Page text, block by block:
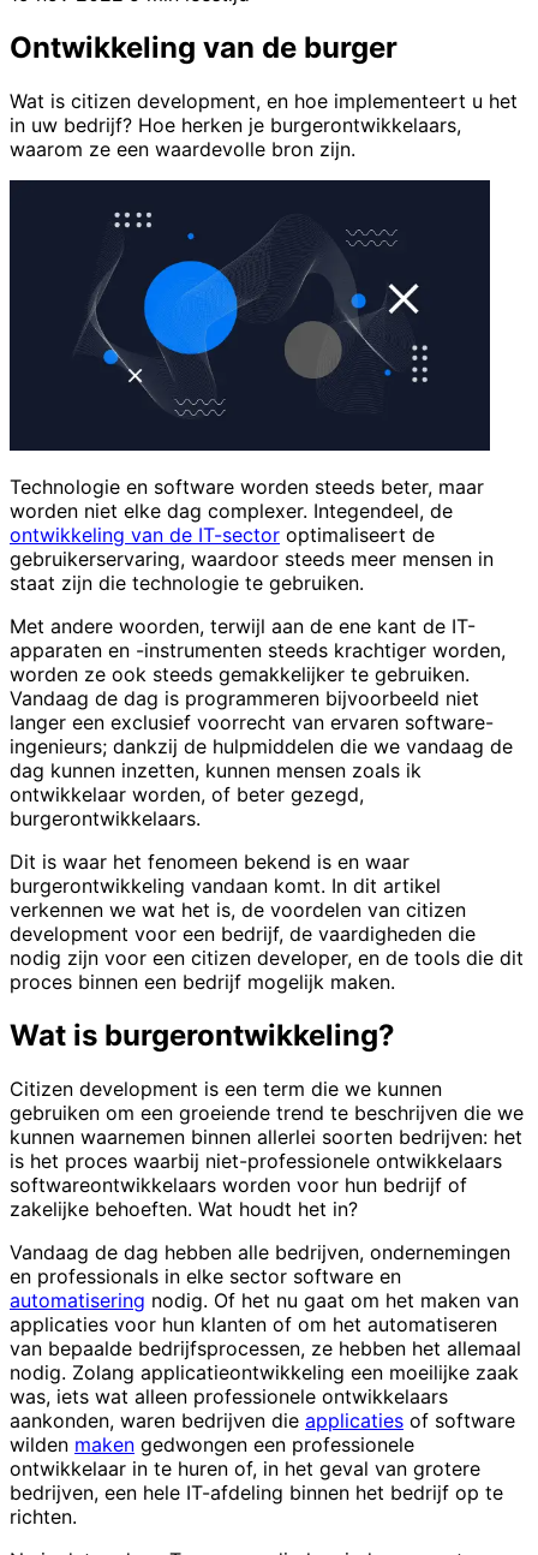
Ontwikkeling van de burger
Wat is citizen development, en hoe implementeert u het
in uw bedrijf? Hoe herken je burgerontwikkelaars,
waarom ze een waardevolle bron zijn.
Technologie en software worden steeds beter, maar
worden niet elke dag complexer. Integendeel, de
ontwikkeling van de IT-sector optimaliseert de
gebruikerservaring, waardoor steeds meer mensen in
staat zijn die technologie te gebruiken.
Met andere woorden, terwijl aan de ene kant de IT-
apparaten en -instrumenten steeds krachtiger worden,
worden ze ook steeds gemakkelijker te gebruiken.
Vandaag de dag is programmeren bijvoorbeeld niet
langer een exclusief voorrecht van ervaren software-
ingenieurs; dankzij de hulpmiddelen die we vandaag de
dag kunnen inzetten, kunnen mensen zoals ik
ontwikkelaar worden, of beter gezegd,
burgerontwikkelaars.
Dit is waar het fenomeen bekend is en waar
burgerontwikkeling vandaan komt. In dit artikel
verkennen we wat het is, de voordelen van citizen
development voor een bedrijf, de vaardigheden die
nodig zijn voor een citizen developer, en de tools die dit
proces binnen een bedrijf mogelijk maken.
Wat is burgerontwikkeling?
Citizen development is een term die we kunnen
gebruiken om een groeiende trend te beschrijven die we
kunnen waarnemen binnen allerlei soorten bedrijven: het
is het proces waarbij niet-professionele ontwikkelaars
softwareontwikkelaars worden voor hun bedrijf of
zakelijke behoeften. Wat houdt het in?
Vandaag de dag hebben alle bedrijven, ondernemingen
en professionals in elke sector software en
automatisering nodig. Of het nu gaat om het maken van
applicaties voor hun klanten of om het automatiseren
van bepaalde bedrijfsprocessen, ze hebben het allemaal
nodig. Zolang applicatieontwikkeling een moeilijke zaak
was, iets wat alleen professionele ontwikkelaars
aankonden, waren bedrijven die applicaties of software
wilden maken gedwongen een professionele
ontwikkelaar in te huren of, in het geval van grotere
bedrijven, een hele IT-afdeling binnen het bedrijf op te
richten.